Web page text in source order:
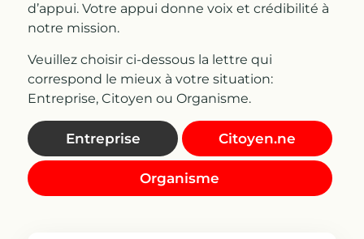
d’appui. Votre appui donne voix et crédibilité à
notre mission.
Veuillez choisir ci-dessous la lettre qui
correspond le mieux à votre situation:
Entreprise, Citoyen ou Organisme.
Entreprise Citoyen.ne
Organisme